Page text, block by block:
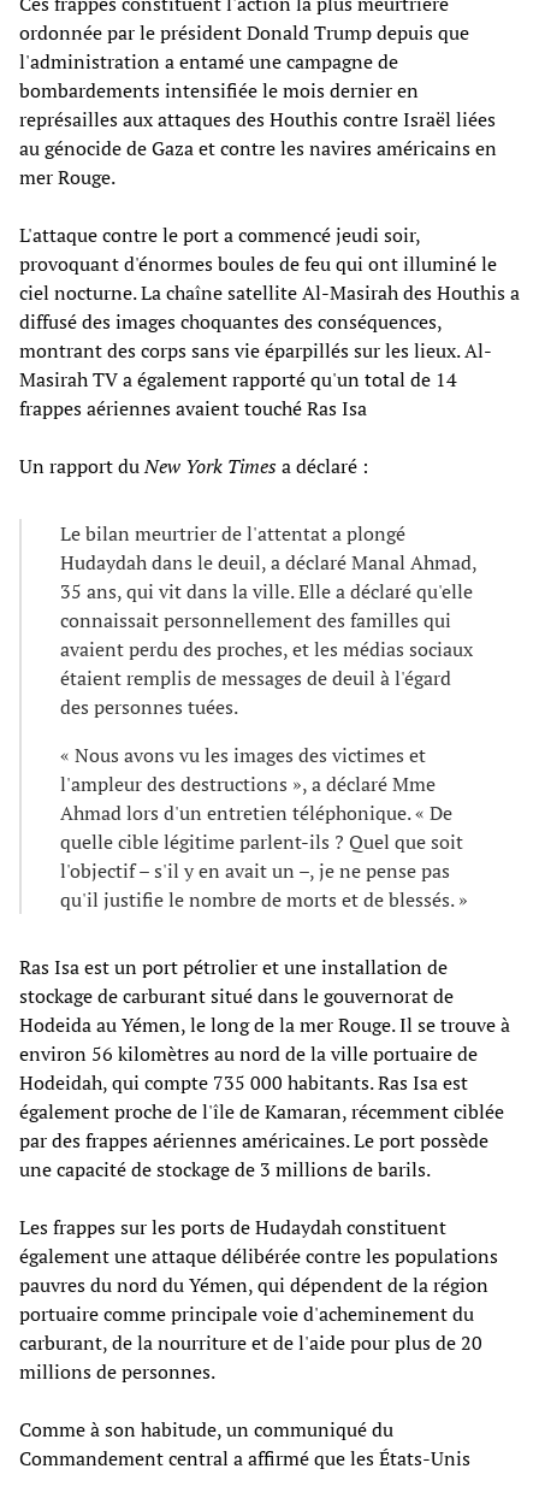
ordonnée par le président Donald Trump depuis que
l'administration a entamé une campagne de
bombardements intensifiée le mois dernier en
représailles aux attaques des Houthis contre Israël liées
au génocide de Gaza et contre les navires américains en
mer Rouge.
L'attaque contre le port a commencé jeudi soir,
provoquant d'énormes boules de feu qui ont illuminé le
ciel nocturne. La chaîne satellite Al-Masirah des Houthis a
diffusé des images choquantes des conséquences,
montrant des corps sans vie éparpillés sur les lieux. Al-
Masirah TV a également rapporté qu'un total de 14
frappes aériennes avaient touché Ras Isa
Un rapport duNew York Timesa déclaré :
Le bilan meurtrier de l'attentat a plongé
Hudaydah dans le deuil, a déclaré Manal Ahmad,
35 ans, qui vit dans la ville. Elle a déclaré qu'elle
connaissait personnellement des familles qui
avaient perdu des proches, et les médias sociaux
étaient remplis de messages de deuil à l'égard
des personnes tuées.
« Nous avons vu les images des victimes et
l'ampleur des destructions », a déclaré Mme
Ahmad lors d'un entretien téléphonique. « De
quelle cible légitime parlent-ils ? Quel que soit
l'objectif – s'il y en avait un –, je ne pense pas
qu'il justifie le nombre de morts et de blessés. »
Ras Isa est un port pétrolier et une installation de
stockage de carburant situé dans le gouvernorat de
Hodeida au Yémen, le long de la mer Rouge. Il se trouve à
environ 56 kilomètres au nord de la ville portuaire de
Hodeidah, qui compte 735 000 habitants. Ras Isa est
également proche de l'île de Kamaran, récemment ciblée
par des frappes aériennes américaines. Le port possède
une capacité de stockage de 3 millions de barils.
Les frappes sur les ports de Hudaydah constituent
également une attaque délibérée contre les populations
pauvres du nord du Yémen, qui dépendent de la région
portuaire comme principale voie d'acheminement du
carburant, de la nourriture et de l'aide pour plus de 20
millions de personnes.
Comme à son habitude, un communiqué du
Commandement central a affirmé que les États-Unis